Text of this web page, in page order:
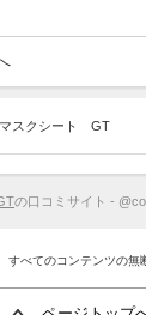
スクシート GT
の口コミサイト -
すべてのコンテンツの無